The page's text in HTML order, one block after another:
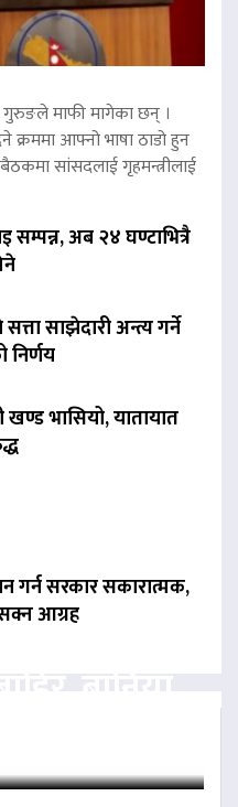
गुरुङले माफी मागेका छन् ।
क्रममा आफ्नो भाषा ठाडो हुन
सांसदलाई गृहमन्त्रीलाई
अब २४ घण्टाभित्रै
साझेदारी अन्त्य गर्ने
निर्णय
खण्ड भासियो, यातायात
गर्न सरकार सकारात्मक,
आग्रहसत्ता
प्रयासमा